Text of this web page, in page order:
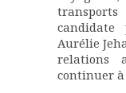
candidate
Aurélie
relations
continuer